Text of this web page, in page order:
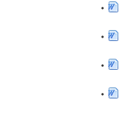
・
・
・
・